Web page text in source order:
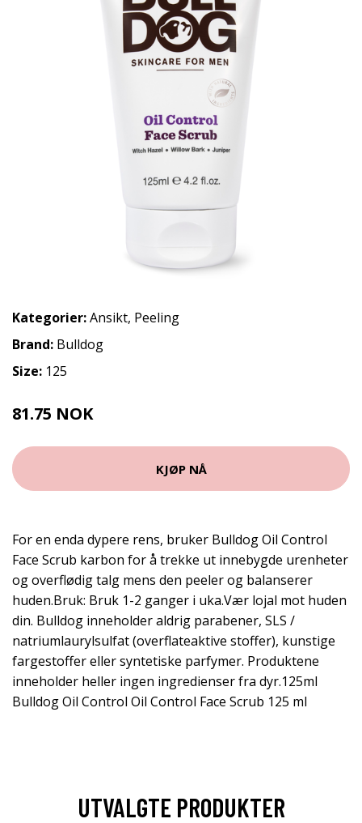
Kategorier:Ansikt, Peeling
Brand: Bulldog
Size: 125
81.75 NOK
KJØP NÅ
For en enda dypere rens, bruker Bulldog Oil Control
Face Scrub karbon for å trekke ut innebygde urenheter
og overflødig talg mens den peeler og balanserer
huden.Bruk: Bruk 1-2 ganger i uka.Vær lojal mot huden
din. Bulldog inneholder aldrig parabener, SLS /
natriumlaurylsulfat (overflateaktive stoffer), kunstige
fargestoffer eller syntetiske parfymer. Produktene
inneholder heller ingen ingredienser fra dyr.125ml
Bulldog Oil Control Oil Control Face Scrub 125 ml
UTVALGTE PRODUKTER